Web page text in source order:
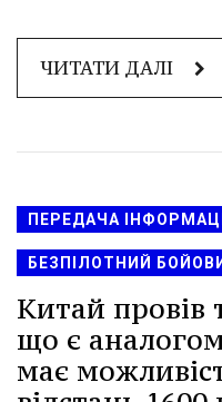
ЧИТАТИ ДАЛІ
ПЕРЕДАЧА
БЕЗПІЛОТНИЙ
Китай провів
що є
має